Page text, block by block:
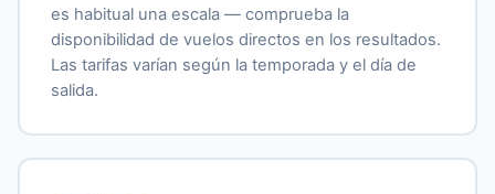
es habitual una escala — comprueba la
disponibilidad de vuelos directos en los resultados.
Las tarifas varían según la temporada y el día de
salida.